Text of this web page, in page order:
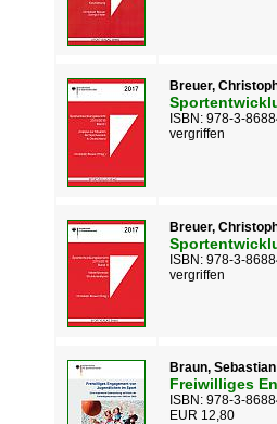
Breuer,
ISBN: 978-3-
vergriffen
Breuer,
ISBN: 978-3-
vergriffen
Braun, Sebastian
Freiwilliges
ISBN: 978-3-
EUR 12,80